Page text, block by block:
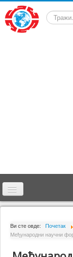
Почетна
О Институту
Сарадници
Ви сте овде: Почетак
Међународни научни